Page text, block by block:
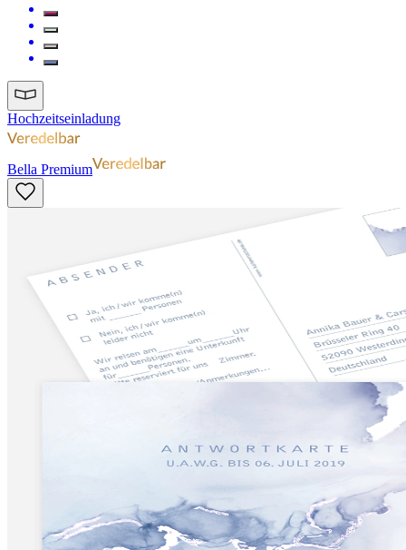
Hochzeitseinladung
Bella Premium